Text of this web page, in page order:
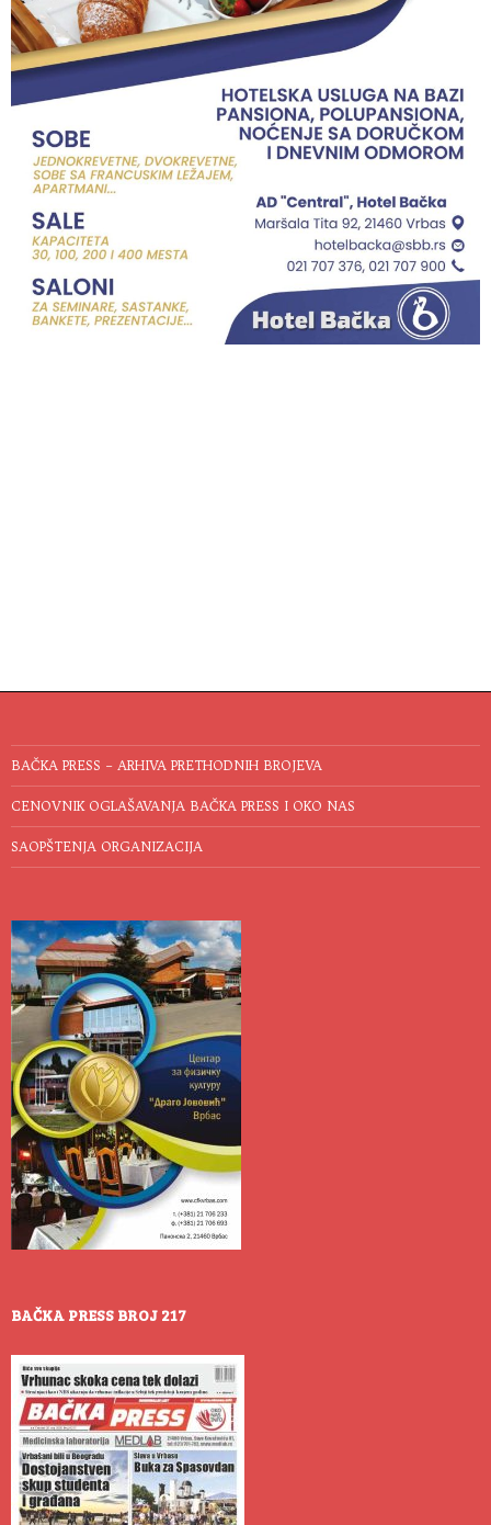
BAČKA PRESS – ARHIVA PRETHODNIH BROJEVA
CENOVNIK OGLAŠAVANJA BAČKA PRESS I OKO NAS
SAOPŠTENJA ORGANIZACIJA
BAČKA PRESS BROJ 217